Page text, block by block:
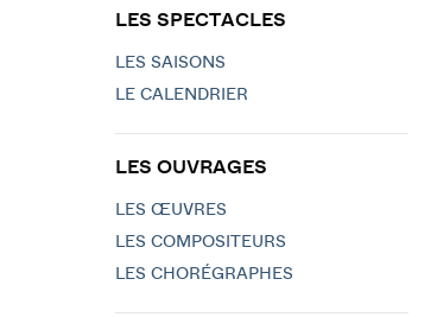
LES SPECTACLES
LES SAISONS
LE CALENDRIER
LES OUVRAGES
LES ŒUVRES
LES COMPOSITEURS
LES CHORÉGRAPHES